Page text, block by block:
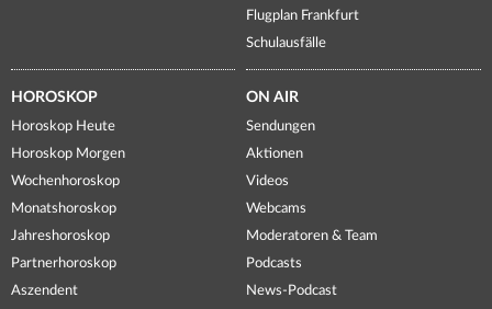
Flugplan Frankfurt
Schulausfälle
HOROSKOP
Horoskop Heute
Horoskop Morgen
Wochenhoroskop
Monatshoroskop
Jahreshoroskop
Partnerhoroskop
Aszendent
ON AIR
Sendungen
Aktionen
Videos
Webcams
Moderatoren & Team
Podcasts
News-Podcast